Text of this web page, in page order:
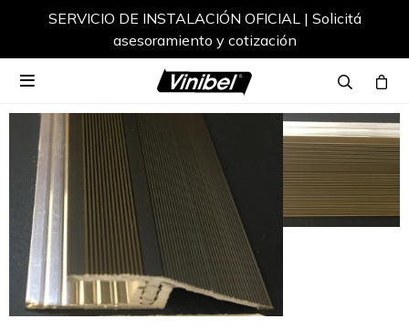
SERVICIO DE INSTALACIÓN OFICIAL | Solicitá
asesoramiento y cotización
